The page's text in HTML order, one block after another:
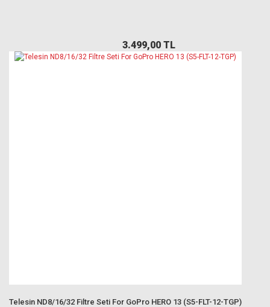
3.499,00 TL
Telesin ND8/16/32 Filtre Seti For GoPro HERO 13 (S5-FLT-12-TGP)